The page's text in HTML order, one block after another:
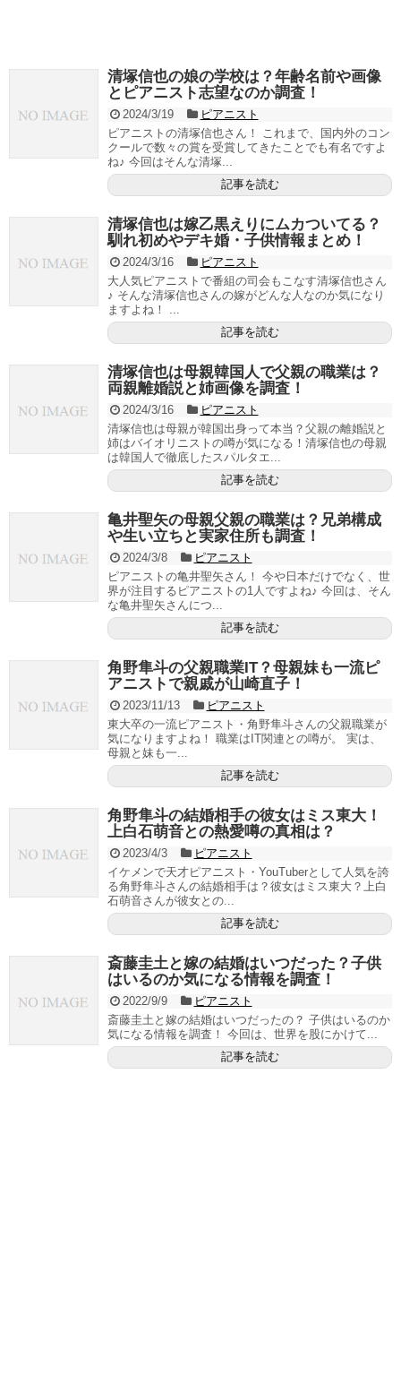
清塚信也の娘の学校は？年齢名前や画像
とピアニスト志望なのか調査！
2024/3/19
ピアニスト
ピアニストの清塚信也さん！ これまで、国内外のコン
クールで数々の賞を受賞してきたことでも有名ですよ
ね♪ 今回はそんな清塚...
記事を読む
清塚信也は嫁乙黒えりにムカついてる？
馴れ初めやデキ婚・子供情報まとめ！
2024/3/16
ピアニスト
大人気ピアニストで番組の司会もこなす清塚信也さん
♪ そんな清塚信也さんの嫁がどんな人なのか気になり
ますよね！ ...
記事を読む
清塚信也は母親韓国人で父親の職業は？
両親離婚説と姉画像を調査！
2024/3/16
ピアニスト
清塚信也は母親が韓国出身って本当？父親の離婚説と
姉はバイオリニストの噂が気になる！清塚信也の母親
は韓国人で徹底したスパルタエ...
記事を読む
亀井聖矢の母親父親の職業は？兄弟構成
や生い立ちと実家住所も調査！
2024/3/8
ピアニスト
ピアニストの亀井聖矢さん！ 今や日本だけでなく、世
界が注目するピアニストの1人ですよね♪ 今回は、そん
な亀井聖矢さんにつ...
記事を読む
角野隼斗の父親職業IT？母親妹も一流ピ
アニストで親戚が山崎直子！
2023/11/13
ピアニスト
東大卒の一流ピアニスト・角野隼斗さんの父親職業が
気になりますよね！ 職業はIT関連との噂が。 実は、
母親と妹も一...
記事を読む
角野隼斗の結婚相手の彼女はミス東大！
上白石萌音との熱愛噂の真相は？
2023/4/3
ピアニスト
イケメンで天才ピアニスト・YouTuberとして人気を誇
る角野隼斗さんの結婚相手は？彼女はミス東大？上白
石萌音さんが彼女との...
記事を読む
斎藤圭土と嫁の結婚はいつだった？子供
はいるのか気になる情報を調査！
2022/9/9
ピアニスト
斎藤圭土と嫁の結婚はいつだったの？ 子供はいるのか
気になる情報を調査！ 今回は、世界を股にかけて...
記事を読む